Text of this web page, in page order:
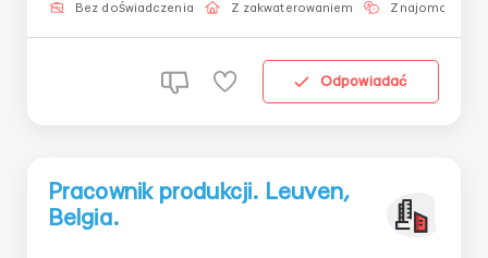
Doświadczenie: Z doświadczeniem zawodowym 🗓Ha...
Bez doświadczenia Z zakwaterowaniem Znajomość
Odpowiadać
Pracownik produkcji. Leuven,
Belgia.